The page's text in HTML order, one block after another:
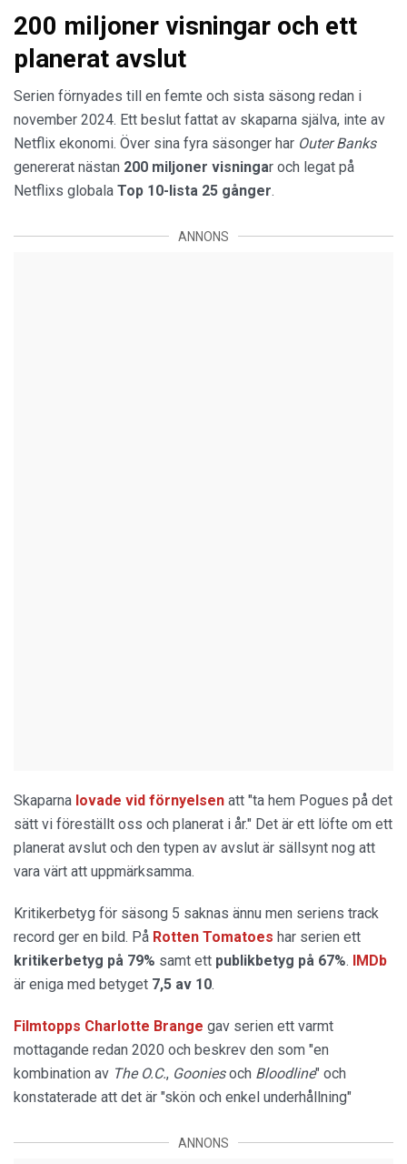
200 miljoner visningar och ett
planerat avslut
Serien förnyades till en femte och sista säsong redan i
november 2024. Ett beslut fattat av skaparna själva, inte av
Netflix ekonomi. Över sina fyra säsonger har Outer Banks
genererat nästan 200 miljoner visningar och legat på
Netflixs globala Top 10-lista 25 gånger.
ANNONS
Skaparna lovade vid förnyelsen att "ta hem Pogues på det
sätt vi föreställt oss och planerat i år." Det är ett löfte om ett
planerat avslut och den typen av avslut är sällsynt nog att
vara värt att uppmärksamma.
Kritikerbetyg för säsong 5 saknas ännu men seriens track
record ger en bild. På Rotten Tomatoes har serien ett
kritikerbetyg på 79% samt ett publikbetyg på 67%. IMDb
är eniga med betyget 7,5 av 10.
Filmtopps Charlotte Brange gav serien ett varmt
mottagande redan 2020 och beskrev den som "en
kombination av The O.C., Gooniesoch Bloodline" och
konstaterade att det är "skön och enkel underhållning"
ANNONS